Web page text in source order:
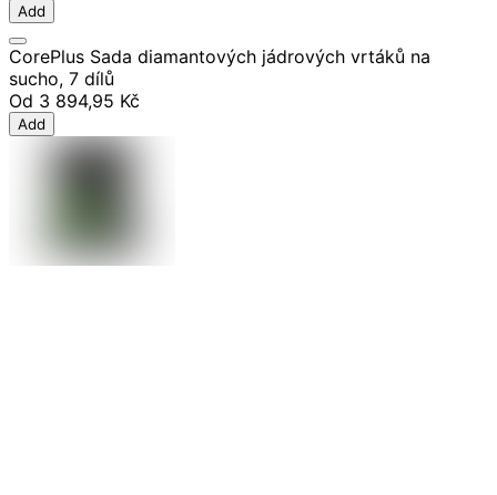
Add
CorePlus Sada diamantových jádrových vrtáků na
sucho, 7 dílů
Od 3 894,95 Kč
Add